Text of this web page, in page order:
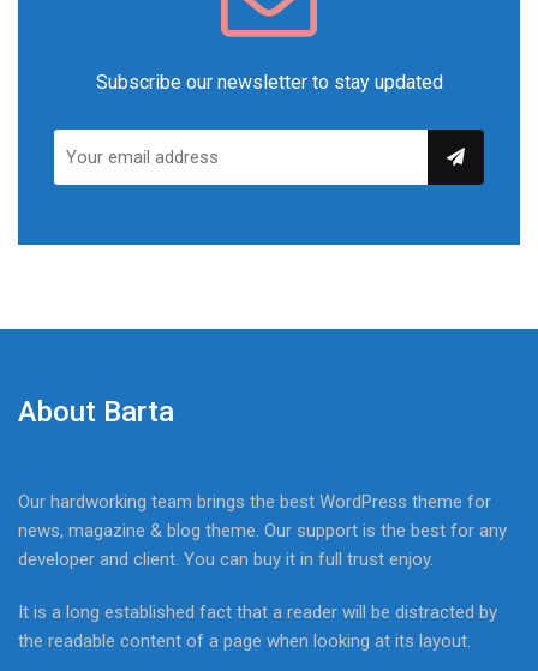
Subscribe our newsletter to stay updated
About Barta
Our hardworking team brings the best WordPress theme for
news, magazine & blog theme. Our support is the best for any
developer and client. You can buy it in full trust enjoy.
It is a long established fact that a reader will be distracted by
the readable content of a page when looking at its layout.